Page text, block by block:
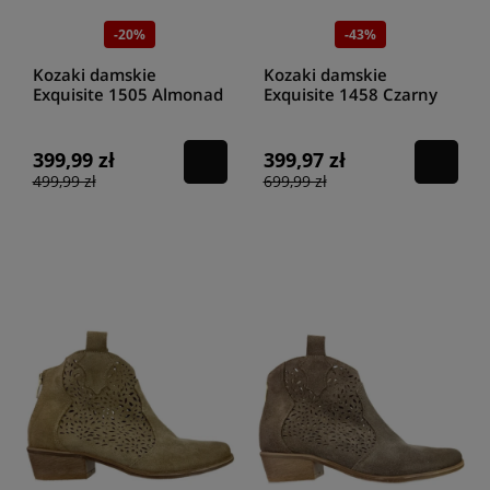
damskich Exquisitejest przede wszystkim kształt przodu cholewki i
Kowbojki damskie zazwyczaj mają nieco spiczasty przód cholewki,
często zakończony innym materiałem. Proponowane przez firmę
w przedniej części wykończone innym rodzajem skóry, co nadaje im
niepowtarzalnego charakteru. Ciekawie prezentują się również
zamszowe kowbojki z odpowiednio przecieranymi czubami, dzięki
jest ich obcas. Najczęściej jest on niezbyt wysoki, szeroki
przy cholewce i minimalnie węższy w dolnej jego części. To nadaje mu
charakterystycznego wyglądu, i pozwala już na pierwszy rzut oka
odróżnić ten model obuwia od innych.
Ciekawa kolorystyka kowbojek damskich
Exquisite
-20%
Kozaki damskie
Exquisite 1505 Almonad
399,99 zł
499,99 zł
-43%
Kozaki damskie
Exquisite 1458 Czarny
399,97 zł
699,99 zł